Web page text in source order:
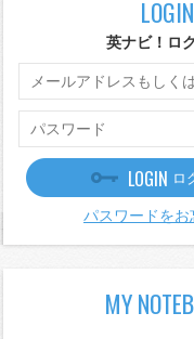
LOGIN
英ナビ！ロ
LOGIN ロ
パスワードをお
MY